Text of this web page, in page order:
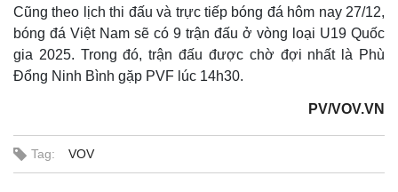
Cũng theo lịch thi đấu và trực tiếp bóng đá hôm nay 27/12,
bóng đá Việt Nam sẽ có 9 trận đấu ở vòng loại U19 Quốc
gia 2025. Trong đó, trận đấu được chờ đợi nhất là Phù
Đổng Ninh Bình gặp PVF lúc 14h30.
PV/VOV.VN
Tag: VOV